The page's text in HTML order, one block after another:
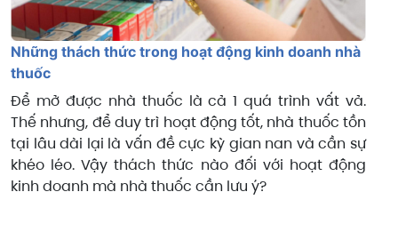
Những thách thức trong hoạt động kinh doanh nhà
thuốc
Để mở được nhà thuốc là cả 1 quá trình vất vả.
Thế nhưng, để duy trì hoạt động tốt, nhà thuốc tồn
tại lâu dài lại là vấn đề cực kỳ gian nan và cần sự
khéo léo. Vậy thách thức nào đối với hoạt động
kinh doanh mà nhà thuốc cần lưu ý?